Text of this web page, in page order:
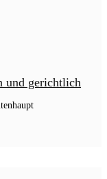
und gerichtlich